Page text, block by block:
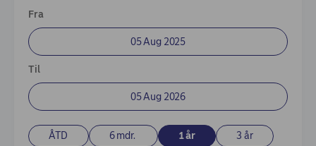
Enter Dates
Fra
Til
ÅTD 6 mdr. 1 år
3 år